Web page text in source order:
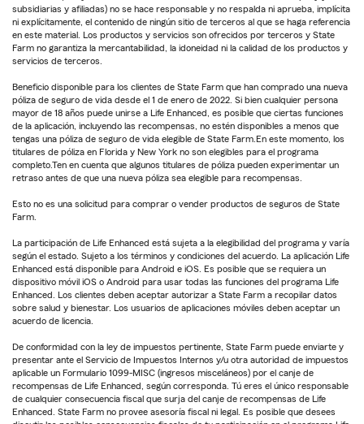
subsidiarias y afiliadas) no se hace responsable y no respalda ni aprueba, implícita
ni explícitamente, el contenido de ningún sitio de terceros al que se haga referencia
en este material. Los productos y servicios son ofrecidos por terceros y State
Farm no garantiza la mercantabilidad, la idoneidad ni la calidad de los productos y
servicios de terceros.
Beneficio disponible para los clientes de State Farm que han comprado una nueva
póliza de seguro de vida desde el 1 de enero de 2022. Si bien cualquier persona
mayor de 18 años puede unirse a Life Enhanced, es posible que ciertas funciones
de la aplicación, incluyendo las recompensas, no estén disponibles a menos que
tengas una póliza de seguro de vida elegible de State Farm.En este momento, los
titulares de póliza en Florida y New York no son elegibles para el programa
completo.Ten en cuenta que algunos titulares de póliza pueden experimentar un
retraso antes de que una nueva póliza sea elegible para recompensas.
Esto no es una solicitud para comprar o vender productos de seguros de State
Farm.
La participación de Life Enhanced está sujeta a la elegibilidad del programa y varía
según el estado. Sujeto a los términos y condiciones del acuerdo. La aplicación Life
Enhanced está disponible para Android e iOS. Es posible que se requiera un
dispositivo móvil iOS o Android para usar todas las funciones del programa Life
Enhanced. Los clientes deben aceptar autorizar a State Farm a recopilar datos
sobre salud y bienestar. Los usuarios de aplicaciones móviles deben aceptar un
acuerdo de licencia.
De conformidad con la ley de impuestos pertinente, State Farm puede enviarte y
presentar ante el Servicio de Impuestos Internos y/u otra autoridad de impuestos
aplicable un Formulario 1099-MISC (ingresos misceláneos) por el canje de
recompensas de Life Enhanced, según corresponda. Tú eres el único responsable
de cualquier consecuencia fiscal que surja del canje de recompensas de Life
Enhanced. State Farm no provee asesoría fiscal ni legal. Es posible que desees